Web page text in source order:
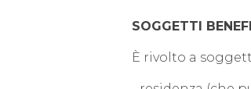
SOGGETTI
È rivolto a